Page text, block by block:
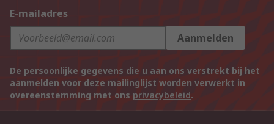
E-mailadres
Aanmelden
De persoonlijke gegevens die u aan ons verstrekt bij het
aanmelden voor deze mailinglijst worden verwerkt in
overeenstemming met ons privacybeleid.